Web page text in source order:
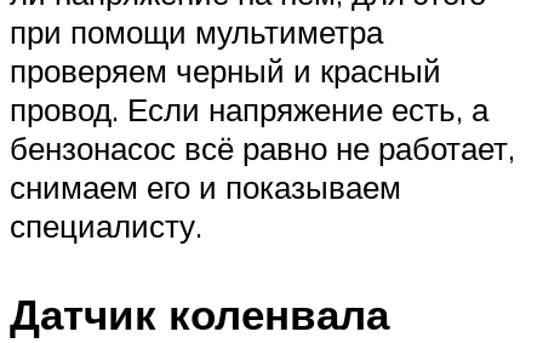
при помощи мультиметра
проверяем черный и красный
провод. Если напряжение есть, а
бензонасос всё равно не работает,
снимаем его и показываем
специалисту.
Датчик коленвала